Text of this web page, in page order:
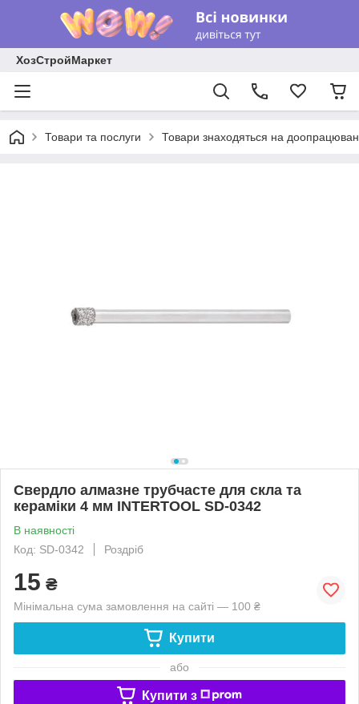
ХозСтройМаркет
Товари та послуги Товари знаходяться на
Свердло алмазне трубчасте для скла та
кераміки 4 мм INTERTOOL SD-0342
В наявності
Код: SD-0342
Роздріб
15 ₴
Мінімальна сума замовлення на сайті — 100 ₴
Купити
або
Купити з